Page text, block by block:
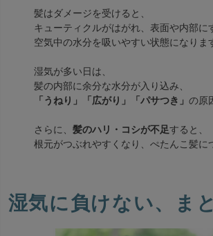
髪はダメージを受けると、
キューティクルがはがれ、表面や内部に
空気中の水分を吸いやすい状態になりま
湿気が多い日は、
髪の内部に余分な水分が入り込み、
「うねり」「広がり」「パサつき」 の原
さらに、 髪のハリ・コシが不足すると、
根元がつぶれやすくなり、ぺたんこ髪に
湿気に負けない、ま